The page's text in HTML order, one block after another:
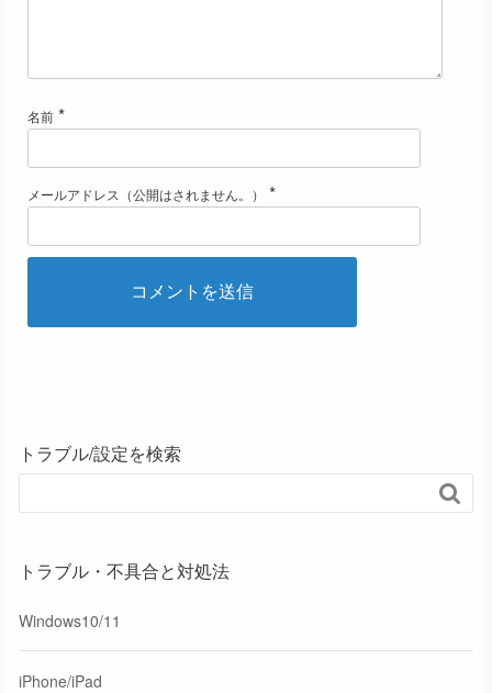
名前 *
メールアドレス（公開はされません。） *
トラブル/設定を検索

トラブル・不具合と対処法
Windows10/11
iPhone/iPad